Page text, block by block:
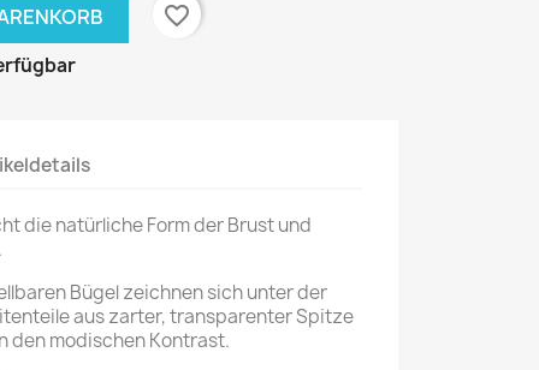
favorite_border
die natürliche Form der Brust und
Bügel zeichnen sich unter der
aus zarter, transparenter Spitze
den modischen Kontrast.